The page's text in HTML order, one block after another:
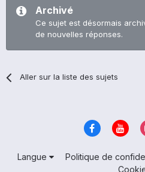
Archivé
Ce sujet est désormais
de nouvelles réponses.
Aller sur la liste des sujets
Langue Politique de